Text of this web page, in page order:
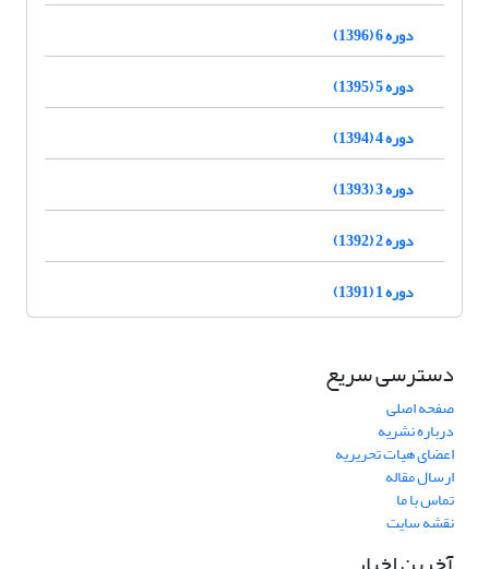
دوره 6 (1396)
دوره 5 (1395)
دوره 4 (1394)
دوره 3 (1393)
دوره 2 (1392)
دوره 1 (1391)
دسترسی سریع
صفحه اصلی
درباره نشریه
اعضای هیات تحریریه
ارسال مقاله
تماس با ما
نقشه سایت